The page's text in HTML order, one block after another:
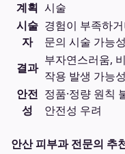
계획 시술
시술
자
경험이 부족하
문의 시술 가능성
결과
부자연스러움,
작용 발생 가능
안전
성
정품·정량 원칙
안전성 우려
안산 피부과 전문의 추